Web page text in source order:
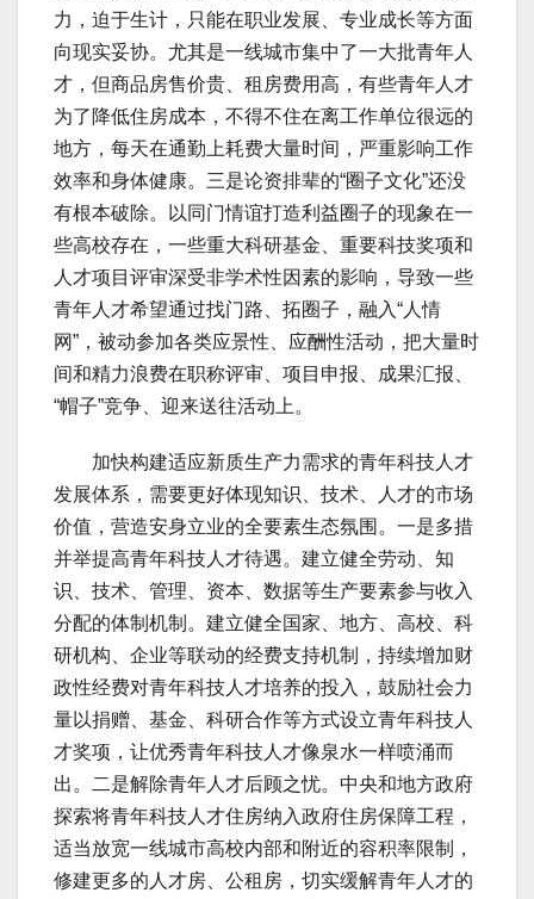
力，迫于生计，只能在职业发展、专业成长等方面
向现实妥协。尤其是一线城市集中了一大批青年人
才，但商品房售价贵、租房费用高，有些青年人才
为了降低住房成本，不得不住在离工作单位很远的
地方，每天在通勤上耗费大量时间，严重影响工作
效率和身体健康。三是论资排辈的“圈子文化”还没
有根本破除。以同门情谊打造利益圈子的现象在一
些高校存在，一些重大科研基金、重要科技奖项和
人才项目评审深受非学术性因素的影响，导致一些
青年人才希望通过找门路、拓圈子，融入“人情
网”，被动参加各类应景性、应酬性活动，把大量时
间和精力浪费在职称评审、项目申报、成果汇报、
“帽子”竞争、迎来送往活动上。
加快构建适应新质生产力需求的青年科技人才
发展体系，需要更好体现知识、技术、人才的市场
价值，营造安身立业的全要素生态氛围。一是多措
并举提高青年科技人才待遇。建立健全劳动、知
识、技术、管理、资本、数据等生产要素参与收入
分配的体制机制。建立健全国家、地方、高校、科
研机构、企业等联动的经费支持机制，持续增加财
政性经费对青年科技人才培养的投入，鼓励社会力
量以捐赠、基金、科研合作等方式设立青年科技人
才奖项，让优秀青年科技人才像泉水一样喷涌而
出。二是解除青年人才后顾之忧。中央和地方政府
探索将青年科技人才住房纳入政府住房保障工程，
适当放宽一线城市高校内部和附近的容积率限制，
修建更多的人才房、公租房，切实缓解青年人才的